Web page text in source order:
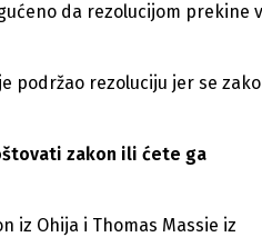
da rezolucijom prekine
podržao rezoluciju jer se
zakon ili ćete ga
iz Ohija i Thomas Massie iz